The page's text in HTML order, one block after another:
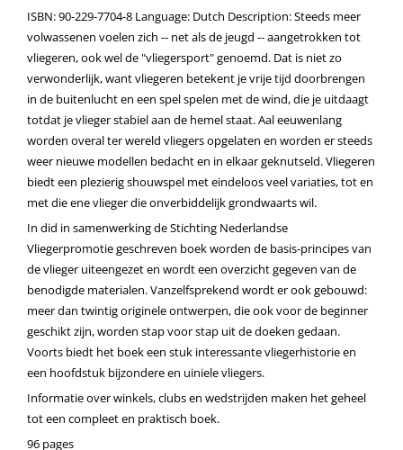
ISBN: 90-229-7704-8 Language: Dutch Description: Steeds meer
volwassenen voelen zich -- net als de jeugd -- aangetrokken tot
vliegeren, ook wel de "vliegersport" genoemd. Dat is niet zo
verwonderlijk, want vliegeren betekent je vrije tijd doorbrengen
in de buitenlucht en een spel spelen met de wind, die je uitdaagt
totdat je vlieger stabiel aan de hemel staat. Aal eeuwenlang
worden overal ter wereld vliegers opgelaten en worden er steeds
weer nieuwe modellen bedacht en in elkaar geknutseld. Vliegeren
biedt een plezierig shouwspel met eindeloos veel variaties, tot en
met die ene vlieger die onverbiddelijk grondwaarts wil.
In did in samenwerking de Stichting Nederlandse
Vliegerpromotie geschreven boek worden de basis-principes van
de vlieger uiteengezet en wordt een overzicht gegeven van de
benodigde materialen. Vanzelfsprekend wordt er ook gebouwd:
meer dan twintig originele ontwerpen, die ook voor de beginner
geschikt zijn, worden stap voor stap uit de doeken gedaan.
Voorts biedt het boek een stuk interessante vliegerhistorie en
een hoofdstuk bijzondere en uiniele vliegers.
Informatie over winkels, clubs en wedstrijden maken het geheel
tot een compleet en praktisch boek.
96 pages